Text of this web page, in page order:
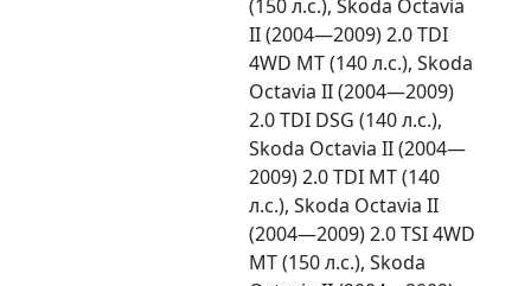
(150 л.с.), Skoda Octavia
II (2004—2009) 2.0 TDI
4WD MT (140 л.с.), Skoda
Octavia II (2004—2009)
2.0 TDI DSG (140 л.с.),
Skoda Octavia II (2004—
2009) 2.0 TDI MT (140
л.с.), Skoda Octavia II
(2004—2009) 2.0 TSI 4WD
MT (150 л.с.), Skoda